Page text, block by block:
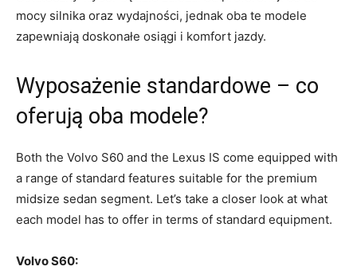
mocy silnika oraz wydajności, jednak oba te modele
zapewniają doskonałe ​osiągi i ⁢komfort jazdy.
Wyposażenie standardowe – co
oferują oba modele?
Both ⁢the Volvo‍ S60 and the Lexus⁢ IS come⁣ equipped ⁤with
a range of‍ standard features‍ suitable for the⁣ premium
midsize sedan segment. Let’s ⁤take a closer look‌ at what
each model has ‍to offer in terms of standard equipment.
Volvo S60: